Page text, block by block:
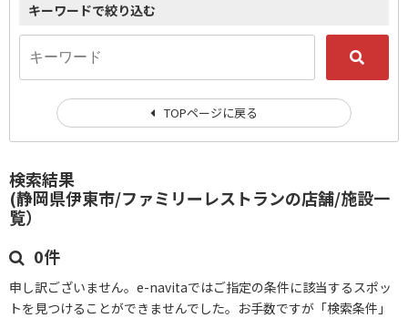
検索結果
(静岡県伊東市/ファミリーレストランの店舗/施設一
覧）
0件
申し訳ございません。e-navitaではご指定の条件に該当するスポッ
トを見つけることができませんでした。お手数ですが「検索条件」
キーワードで絞り込む
TOPページに戻る